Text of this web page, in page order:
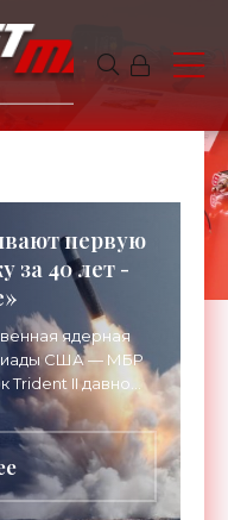
первую
за 40 лет -
ядерная
США — МБР
Trident II давно
трех десятилетий
в